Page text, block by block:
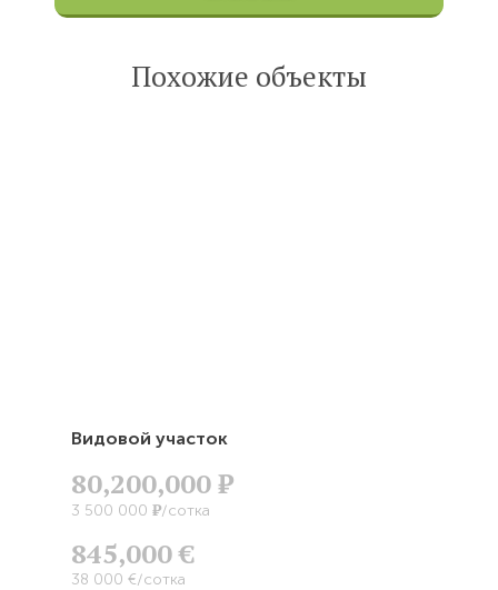
Опубликована:
Похожие объекты
Видовой участок
80,200,000Р
3 500 000 Р/сотка
845,000 €
38 000 €/сотка